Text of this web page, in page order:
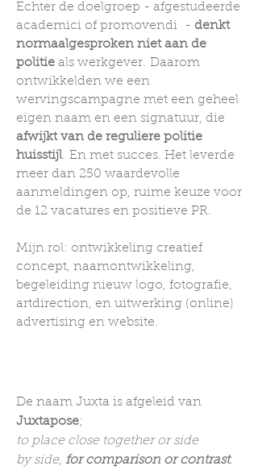
De naam Juxta is afgeleid van
Juxtapose;
to place close together or side
by side, for comparison or contrast.
Echter de doelgroep - afgestudeerde
academici of promovendi - denkt
normaalgesproken niet aan de
politie als werkgever. Daarom
ontwikkelden we een
wervingscampagne met een geheel
eigen naam en een signatuur, die
afwijkt van de reguliere politie
huisstijl. En met succes. Het leverde
meer dan 250 waardevolle
aanmeldingen op, ruime keuze voor
de 12 vacatures en positieve PR.
Mijn rol: ontwikkeling creatief
concept, naamontwikkeling,
begeleiding nieuw logo, fotografie,
artdirection, en uitwerking (online)
advertising en website.